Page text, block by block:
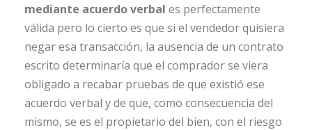
mediante acuerdo verbal es perfectamente
válida pero lo cierto es que si el vendedor quisiera
negar esa transacción, la ausencia de un contrato
escrito determinaría que el comprador se viera
obligado a recabar pruebas de que existió ese
acuerdo verbal y de que, como consecuencia del
mismo, se es el propietario del bien, con el riesgo